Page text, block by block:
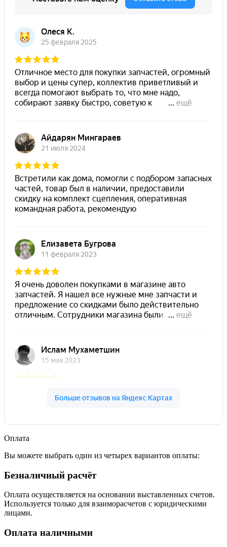
Оплата
Вы можете выбрать один из четырех вариантов оплаты:
Безналичный расчёт
Оплата осуществляется на основании выставленных счетов.
Используется только для взаиморасчетов с юридическими
лицами.
Оплата наличными